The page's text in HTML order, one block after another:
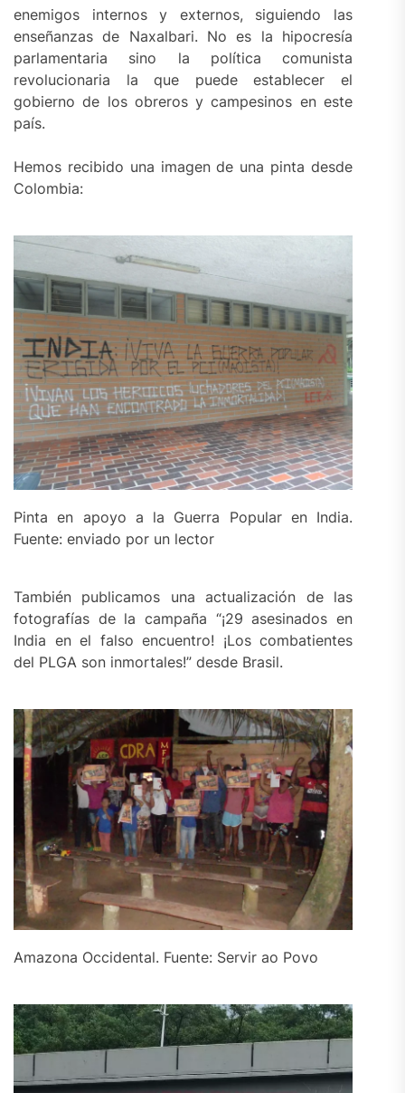
enemigos internos y externos, siguiendo las
enseñanzas de Naxalbari. No es la hipocresía
parlamentaria sino la política comunista
revolucionaria la que puede establecer el
gobierno de los obreros y campesinos en este
país.
Hemos recibido una imagen de una pinta desde
Colombia:
Pinta en apoyo a la Guerra Popular en India.
Fuente: enviado por un lector
También publicamos una actualización de las
fotografías de la campaña “¡29 asesinados en
India en el falso encuentro! ¡Los combatientes
del PLGA son inmortales!” desde Brasil.
Amazona Occidental. Fuente: Servir ao Povo